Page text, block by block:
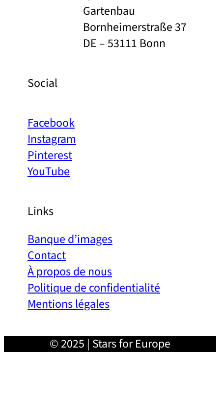
Gartenbau
Bornheimerstraße 37
DE – 53111 Bonn
Social
Facebook
Instagram
Pinterest
YouTube
Links
Banque d’images
Contact
À propos de nous
Politique de confidentialité
Mentions légales
© 2025 | Stars for Europe